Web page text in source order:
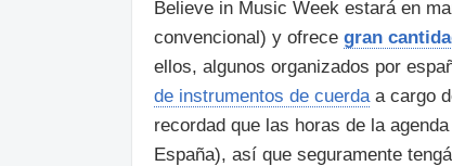
Believe in Music Week estará en
convencional) y ofrece gran
ellos, algunos organizados por
de instrumentos de cuerdaa cargo
recordad que las horas de la
España), así que seguramente